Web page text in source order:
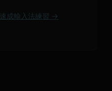
速成輸入法練習 →